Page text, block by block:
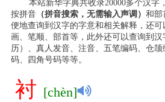
本站新华字典共收录20000多个汉字
按拼音（拼音搜索，无需输入声调） 和部
便地查询到汉字的字意和相关解释，还
画、笔顺、部首等，此外还可以查询到
历）、真人发音、注音、五笔编码、仓颉
码、四角号码等等。
衬 [chèn]